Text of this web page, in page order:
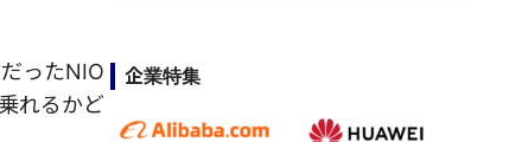
ったNIO
れるかど
企業特集